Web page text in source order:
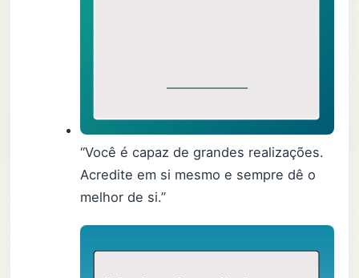
“Você é capaz de grandes realizações.
Acredite em si mesmo e sempre dê o
melhor de si.”